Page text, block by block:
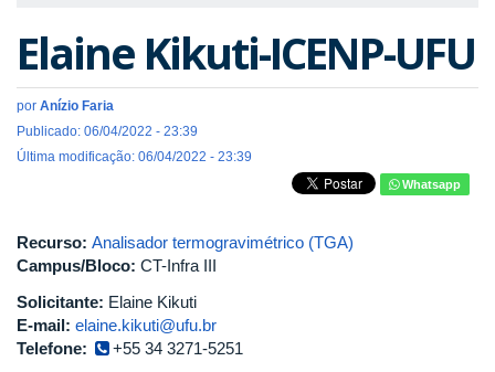
Elaine Kikuti-ICENP-UFU
por Anízio Faria
Publicado: 06/04/2022 - 23:39
Última modificação: 06/04/2022 - 23:39
Whatsapp
Recurso: Analisador termogravimétrico (TGA)
Campus/Bloco: CT-Infra III
Solicitante: Elaine Kikuti
E-mail: elaine.kikuti@ufu.br
Telefone:
+55 34 3271-5251